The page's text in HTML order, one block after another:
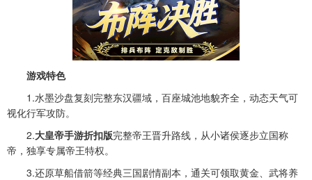
游戏特色
1.水墨沙盘复刻完整东汉疆域，百座城池地貌齐全，动态天气可
视化行军攻防。
2.大皇帝手游折扣版完整帝王晋升路线，从小诸侯逐步立国称
帝，独享专属帝王特权。
3.还原草船借箭等经典三国剧情副本，通关可领取黄金、武将养